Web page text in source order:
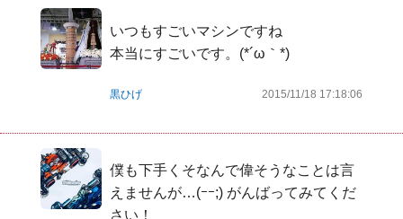
いつもすごいマシンですね
本当にすごいです。(*´ω｀*)
黒ひげ 2015/11/18 17:18:06
僕も下手くそなんで偉そうなことは言
えませんが…(ｰｰ;) がんばってみてくだ
さい！